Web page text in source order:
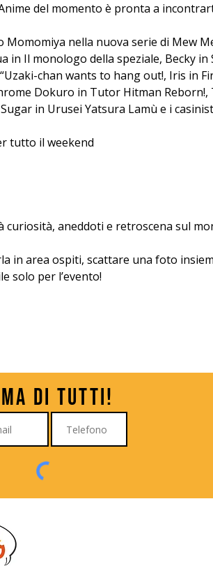
del momento è pronta a
nella nuova serie di Mew
in Il monologo della speziale, Becky in
chan wants to hang out!, Iris in
Dokuro in Tutor Hitman
in Urusei Yatsura Lamù e i
tutto il weekend
curiosità, aneddoti e retroscena sul
in area ospiti, scattare una foto
solo per l’evento!
di tutti!